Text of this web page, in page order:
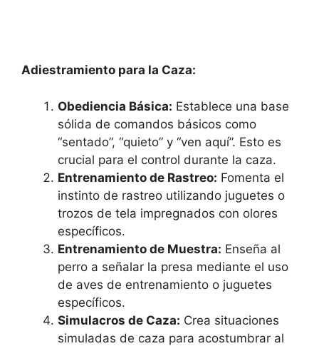
Adiestramiento para la Caza:
Obediencia Básica: Establece una base
sólida de comandos básicos como
“sentado”, “quieto” y “ven aquí”. Esto es
crucial para el control durante la caza.
Entrenamiento de Rastreo: Fomenta el
instinto de rastreo utilizando juguetes o
trozos de tela impregnados con olores
específicos.
Entrenamiento de Muestra: Enseña al
perro a señalar la presa mediante el uso
de aves de entrenamiento o juguetes
específicos.
Simulacros de Caza: Crea situaciones
simuladas de caza para acostumbrar al